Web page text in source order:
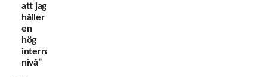
att jag
håller
en
hög
internationell
nivå”